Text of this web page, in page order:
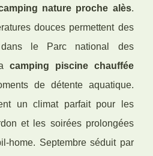
nature proche alès.
douces permettent des
dans le Parc national des
camping piscine chauffée
de détente aquatique.
un climat parfait pour les
et les soirées prolongées
home. Septembre séduit par